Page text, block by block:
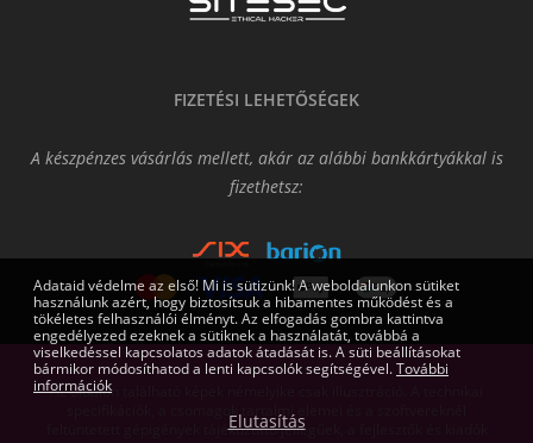
FIZETÉSI LEHETŐSÉGEK
A készpénzes vásárlás mellett, akár az alábbi bankkártyákkal is
fizethetsz:
Az oldalon található képek némelyike csak illusztráció. A technikai
specifikációk, a csomagok tartalmi elemei és a szoftvereknél
feltüntetett gépigények tájékoztató jellegűek, a fejlesztők és kiadók
Adataid védelme az első! Mi is sütizünk! A weboldalunkon sütiket
használunk azért, hogy biztosítsuk a hibamentes működést és a
tökéletes felhasználói élményt. Az elfogadás gombra kattintva
engedélyezed ezeknek a sütiknek a használatát, továbbá a
viselkedéssel kapcsolatos adatok átadását is. A süti beállításokat
bármikor módosíthatod a lenti kapcsolók segítségével.További
információk
Elutasítás